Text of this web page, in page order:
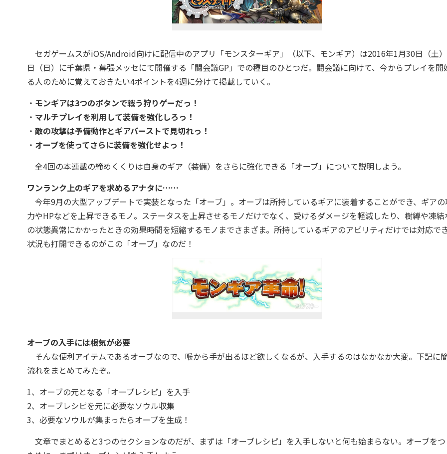
セガゲームスがiOS/Android向けに配信中のアプリ「モンスターギア」（以下、モンギア）は2016年1月30日（土
日（日）に千葉県・幕張メッセにて開催する「闘会議GP」での種目のひとつだ。闘会議に向けて、今からプレイを開
る人のために覚えておきたい4ポイントを4週に分けて掲載していく。
・ モンギアは3つのボタンで戦う狩りゲーだっ！
・ マルチプレイを利用して装備を強化しろっ！
・ 敵の攻撃は予備動作とギアバーストで見切れっ！
・ オーブを使ってさらに装備を強化せよっ！
全4回の本連載の締めくくりは自身のギア（装備）をさらに強化できる「オーブ」について説明しよう。
ワンランク上のギアを求めるアナタに……
今年9月の大型アップデートで実装となった「オーブ」。オーブは所持しているギアに装着することができ、ギア
力やHPなどを上昇できるモノ。ステータスを上昇させるモノだけでなく、受けるダメージを軽減したり、樹縛や凍結
の状態異常にかかったときの効果時間を短縮するモノまでさまざま。所持しているギアのアビリティだけでは対応で
状況も打開できるのがこの「オーブ」なのだ！
オーブの入手には根気が必要
そんな便利アイテムであるオーブなので、喉から手が出るほど欲しくなるが、入手するのはなかなか大変。下記に
流れをまとめてみたぞ。
1、オーブの元となる「オーブレシピ」を入手
2、オーブレシピを元に必要なソウル収集
3、必要なソウルが集まったらオーブを生成！
文章でまとめると3つのセクションなのだが、まずは「オーブレシピ」を入手しないと何も始まらない。オーブを